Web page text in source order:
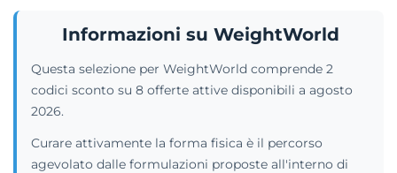
Informazioni su WeightWorld
Questa selezione per WeightWorld comprende 2
codici sconto su 8 offerte attive disponibili a agosto
2026.
Curare attivamente la forma fisica è il percorso
agevolato dalle formulazioni proposte all'interno di